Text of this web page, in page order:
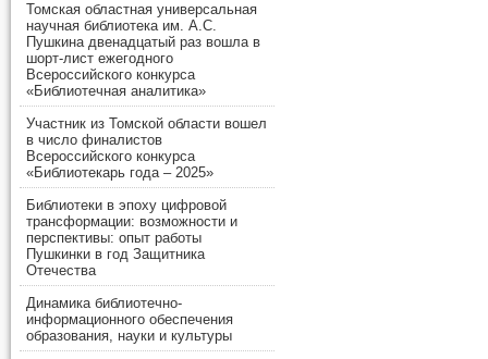
Томская областная универсальная
научная библиотека им. А.С.
Пушкина двенадцатый раз вошла в
шорт-лист ежегодного
Всероссийского конкурса
«Библиотечная аналитика»
Участник из Томской области вошел
в число финалистов
Всероссийского конкурса
«Библиотекарь года – 2025»
Библиотеки в эпоху цифровой
трансформации: возможности и
перспективы: опыт работы
Пушкинки в год Защитника
Отечества
Динамика библиотечно-
информационного обеспечения
образования, науки и культуры